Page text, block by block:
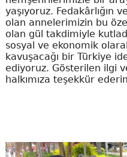
yaşıyoruz. Fedakârlığın
olan annelerimizin bu
olan gül takdimiyle
sosyal ve ekonomik
kavuşacağı bir Türkiye
ediyoruz. Gösterilen ilgi
halkımıza teşekkür